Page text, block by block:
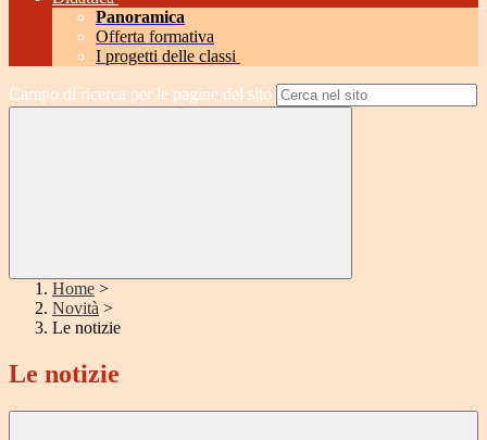
Panoramica
Offerta formativa
I progetti delle classi
Campo di ricerca per le pagine del sito
Home >
Novità >
Le notizie
Le notizie